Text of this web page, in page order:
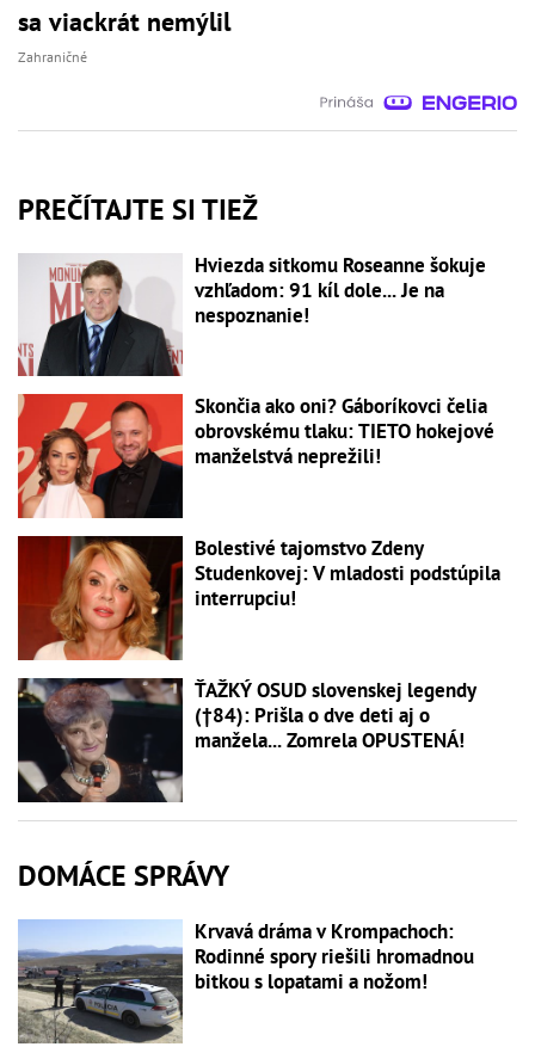
sa viackrát nemýlil
Zahraničné
PREČÍTAJTE SI TIEŽ
Hviezda sitkomu Roseanne šokuje
vzhľadom: 91 kíl dole... Je na
nespoznanie!
Skončia ako oni? Gáboríkovci čelia
obrovskému tlaku: TIETO hokejové
manželstvá neprežili!
Bolestivé tajomstvo Zdeny
Studenkovej: V mladosti podstúpila
interrupciu!
ŤAŽKÝ OSUD slovenskej legendy
(†84): Prišla o dve deti aj o
manžela... Zomrela OPUSTENÁ!
DOMÁCE SPRÁVY
Krvavá dráma v Krompachoch:
Rodinné spory riešili hromadnou
bitkou s lopatami a nožom!